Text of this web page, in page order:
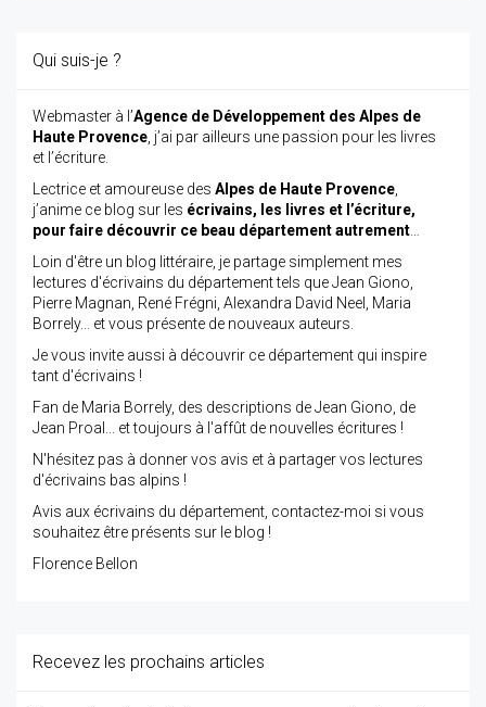
Qui suis-je ?
Webmaster à l’Agence de Développement des Alpes de
Haute Provence , j’ai par ailleurs une passion pour les livres
et l’écriture.
Lectrice et amoureuse des Alpes de Haute Provence
j’anime ce blog sur les écrivains, les livres et l’écriture,
pour faire découvrir ce beau département autrement
Loin d'être un blog littéraire, je partage simplement mes
lectures d'écrivains du département tels que Jean Giono,
Pierre Magnan, René Frégni, Alexandra David Neel, Maria
Borrely... et vous présente de nouveaux auteurs.
Je vous invite aussi à découvrir ce département qui inspire
tant d'écrivains !
Fan de Maria Borrely, des descriptions de Jean Giono, de
Jean Proal... et toujours à l'affût de nouvelles écritures !
N'hésitez pas à donner vos avis et à partager vos lectures
d'écrivains bas alpins !
Avis aux écrivains du département, contactez-moi si vous
souhaitez être présents sur le blog !
Florence Bellon
Recevez les prochains articles